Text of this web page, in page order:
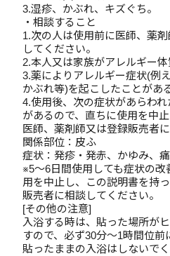
3.湿疹、かぶれ、キズぐち。
・相談すること
1.次の人は使用前に医師、薬
してください。
2.本人又は家族がアレルギー体
3.薬によりアレルギー症状(例
かぶれ等)を起こしたことがあ
4.使用後、次の症状があらわ
があるので、直ちに使用を中
医師、薬剤師又は登録販売者
関係部位：皮ふ
症状：発疹・発赤、かゆみ、
※5～6日間使用しても症状の
用を中止し、この説明書を持
販売者に相談してください。
[その他の注意]
入浴する時は、貼った場所が
すので、必ず30分～1時間位前
貼ったままの入浴はしないでく